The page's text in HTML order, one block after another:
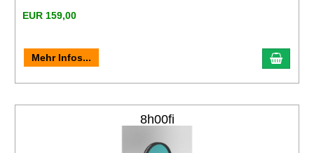
EUR 159,00
Mehr Infos...
8h00fi